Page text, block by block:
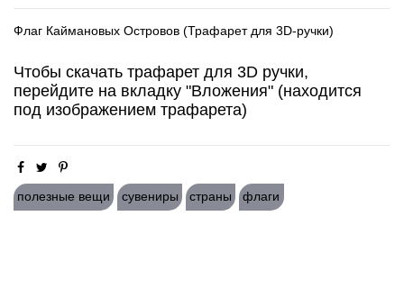
Флаг Каймановых Островов (Трафарет для 3D-ручки)
Чтобы скачать трафарет для 3D ручки,
перейдите на вкладку "Вложения" (находится
под изображением трафарета)
полезные вещи сувениры страны флаги